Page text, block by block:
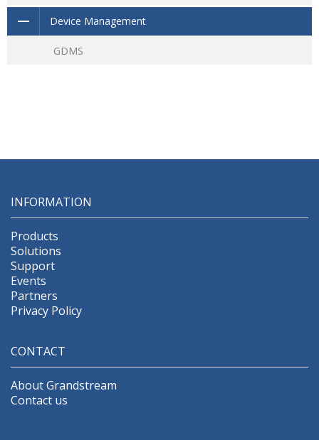
Device Management
GDMS
INFORMATION
Products
Solutions
Support
Events
Partners
Privacy Policy
CONTACT
About Grandstream
Contact us